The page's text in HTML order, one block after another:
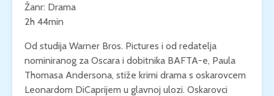
Žanr: Drama
2h 44min
Od studija Warner Bros. Pictures i od redatelja
nominiranog za Oscara i dobitnika BAFTA-e, Paula
Thomasa Andersona, stiže krimi drama s oskarovcem
Leonardom DiCaprijem u glavnoj ulozi. Oskarovci